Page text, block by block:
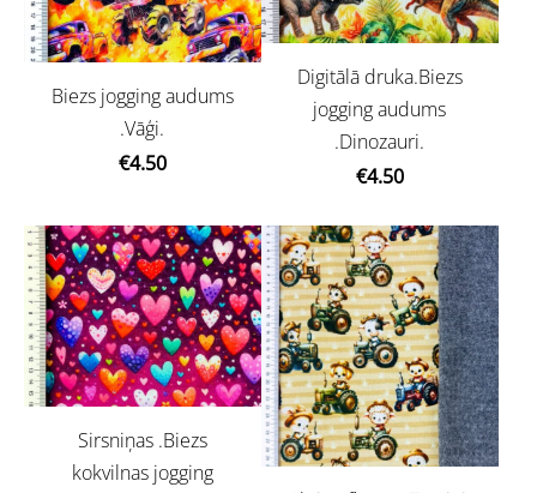
Biezs jogging audums
.Vāģi.
€4.50
Digitālā druka.Biezs
jogging audums
.Dinozauri.
€4.50
Sirsniņas .Biezs
kokvilnas jogging